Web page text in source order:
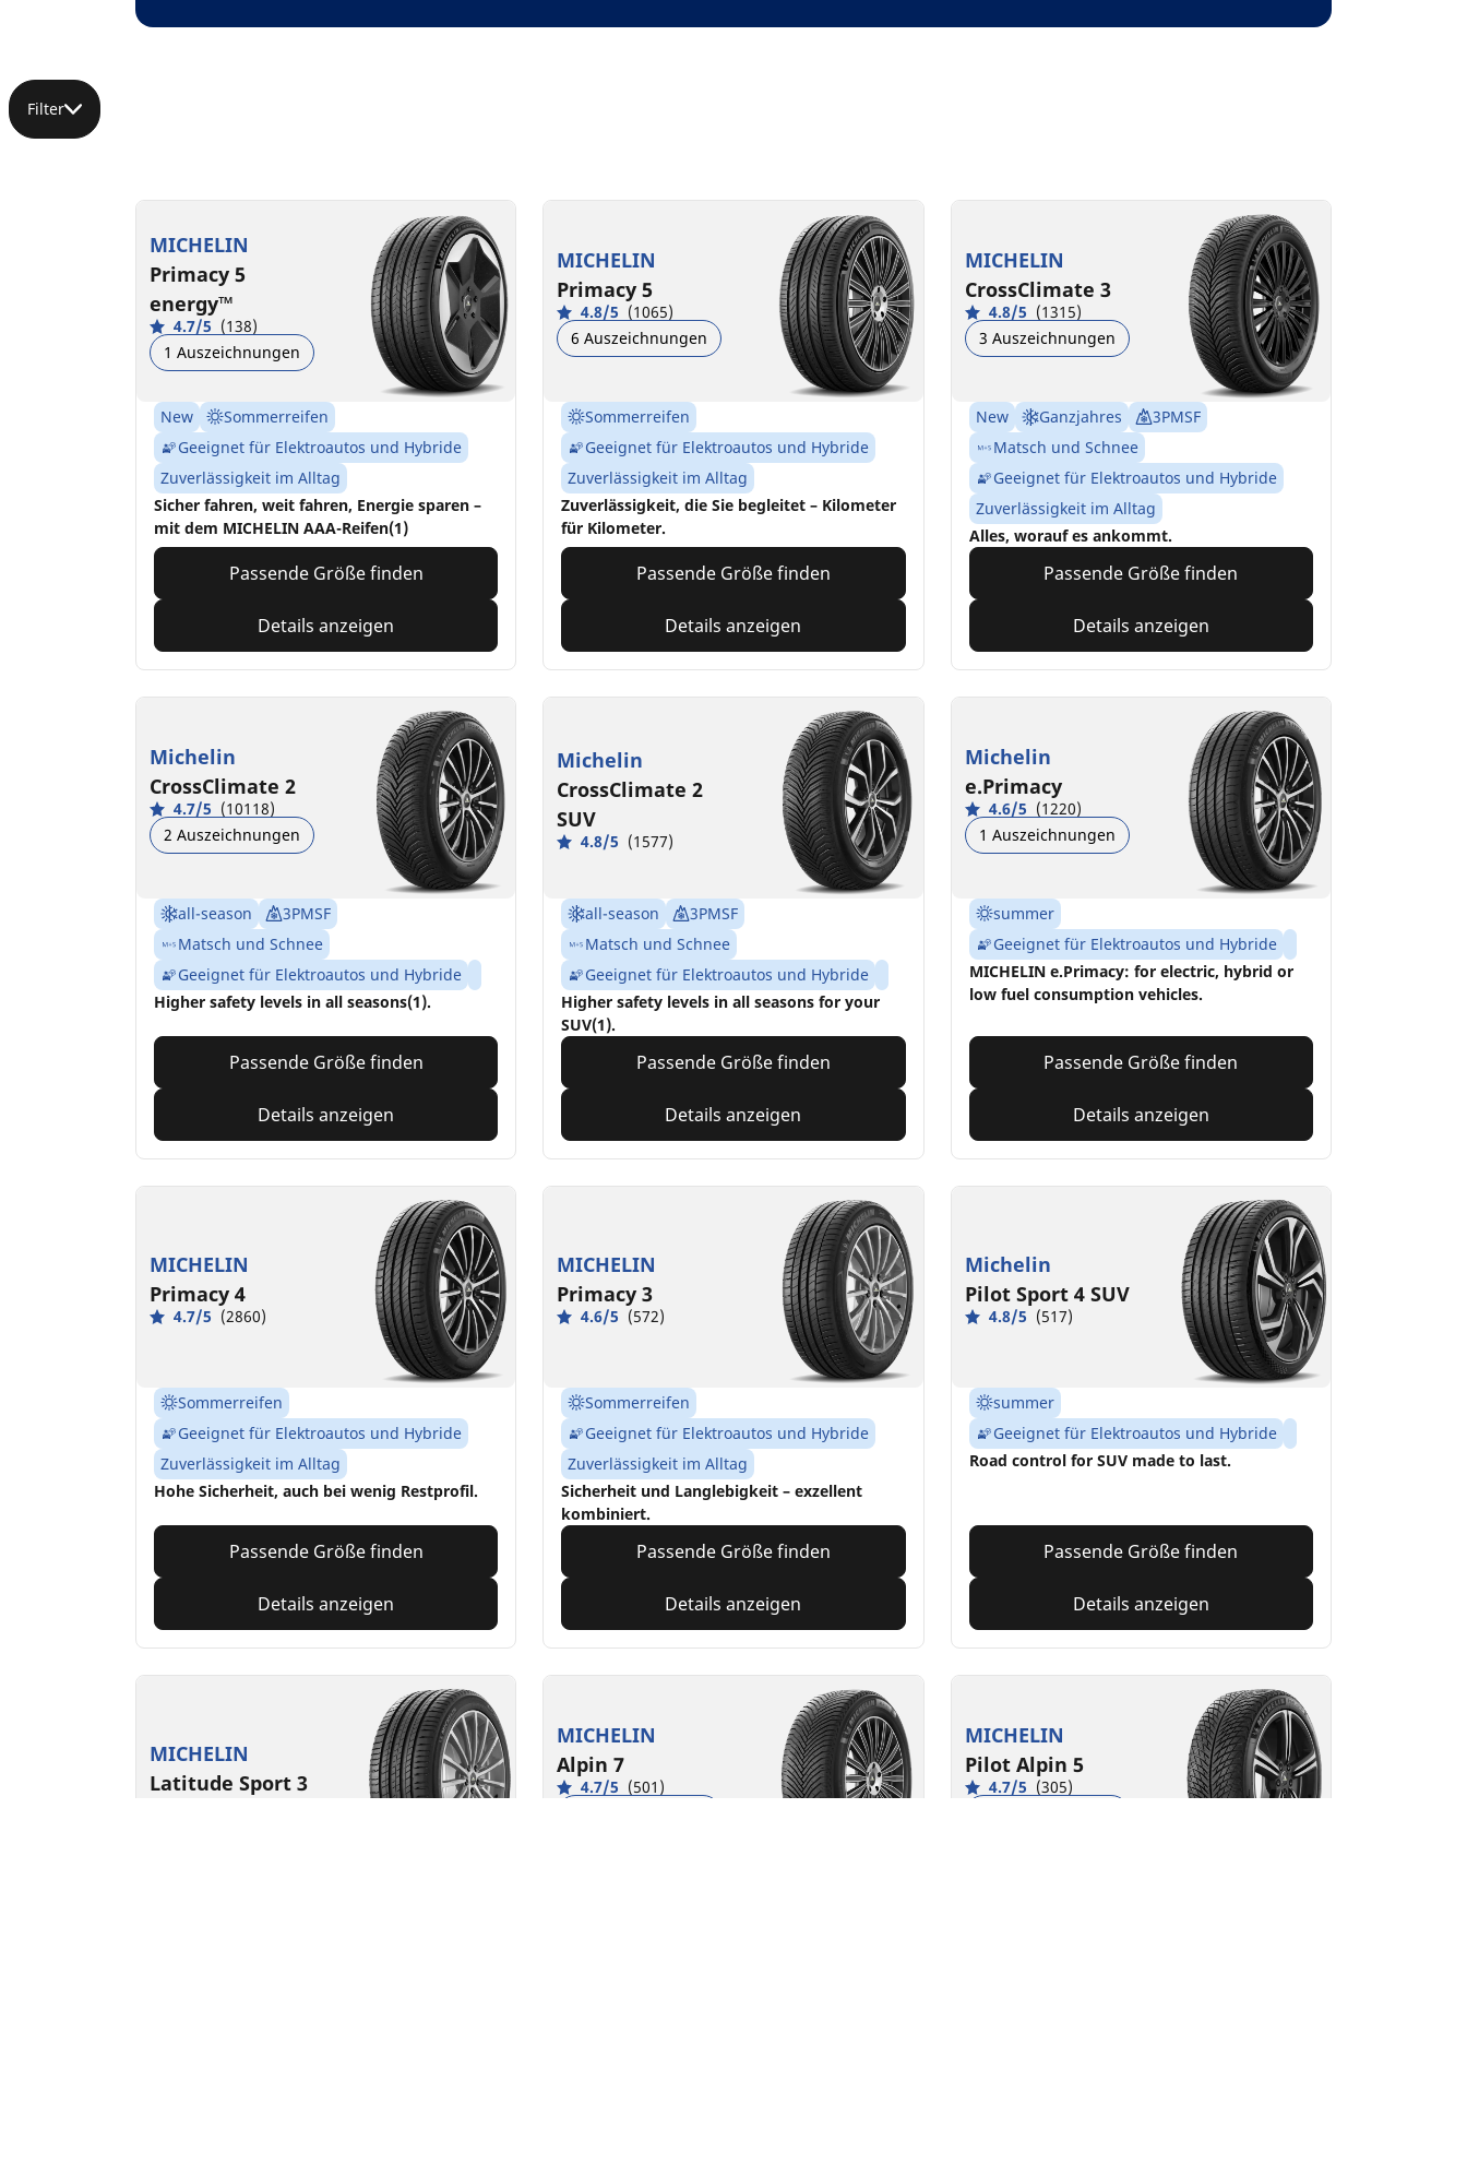
Filter
MICHELIN
Primacy 5
energy™
4.7/5 (138)
1 Auszeichnungen
New
Sommerreifen
Geeignet für Elektroautos und Hybride
Zuverlässigkeit im Alltag
Sicher fahren, weit fahren, Energie sparen –
mit dem MICHELIN AAA-Reifen(1)
Passende Größe finden
Details anzeigen
MICHELIN
Primacy 5
4.8/5 (1065)
6 Auszeichnungen
Sommerreifen
Geeignet für Elektroautos und Hybride
Zuverlässigkeit im Alltag
Zuverlässigkeit, die Sie begleitet – Kilometer
für Kilometer.
Passende Größe finden
Details anzeigen
MICHELIN
CrossClimate 3
4.8/5 (1315)
3 Auszeichnungen
New Ganzjahres
3PMSF
Matsch und Schnee
Geeignet für Elektroautos und Hybride
Zuverlässigkeit im Alltag
Alles, worauf es ankommt.
Passende Größe finden
Details anzeigen
Michelin
CrossClimate 2
4.7/5 (10118)
2 Auszeichnungen
all-season
3PMSF
Matsch und Schnee
Geeignet für Elektroautos und Hybride
Higher safety levels in all seasons(1).
Passende Größe finden
Details anzeigen
Michelin
CrossClimate 2
SUV
4.8/5 (1577)
all-season
3PMSF
Matsch und Schnee
Geeignet für Elektroautos und Hybride
Higher safety levels in all seasons for your
SUV(1).
Passende Größe finden
Details anzeigen
Michelin
e.Primacy
4.6/5 (1220)
1 Auszeichnungen
summer
Geeignet für Elektroautos und Hybride
MICHELIN e.Primacy: for electric, hybrid or
low fuel consumption vehicles.
Passende Größe finden
Details anzeigen
MICHELIN
Primacy 4
4.7/5 (2860)
Sommerreifen
Geeignet für Elektroautos und Hybride
Zuverlässigkeit im Alltag
Hohe Sicherheit, auch bei wenig Restprofil.
Passende Größe finden
Details anzeigen
MICHELIN
Primacy 3
4.6/5 (572)
Sommerreifen
Geeignet für Elektroautos und Hybride
Zuverlässigkeit im Alltag
Sicherheit und Langlebigkeit – exzellent
kombiniert.
Passende Größe finden
Details anzeigen
Michelin
Pilot Sport 4 SUV
4.8/5 (517)
summer
Geeignet für Elektroautos und Hybride
Road control for SUV made to last.
Passende Größe finden
Details anzeigen
MICHELIN
Latitude Sport 3
MICHELIN
Alpin 7
4.7/5 (501)
MICHELIN
Pilot Alpin 5
4.7/5 (305)